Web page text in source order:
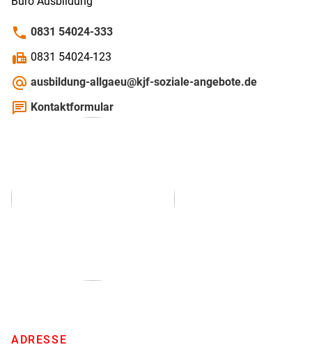
phone 0831 54024-333
fax 0831 54024-123
alternate_email ausbildung-allgaeu@kjf-soziale-angebote.de
chat Kontaktformular
ADRESSE